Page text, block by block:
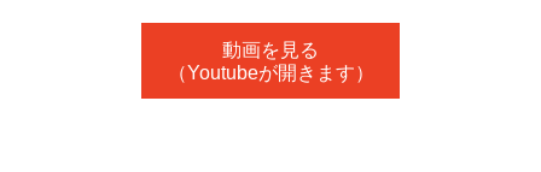
動画を見る
（Youtubeが開きます）